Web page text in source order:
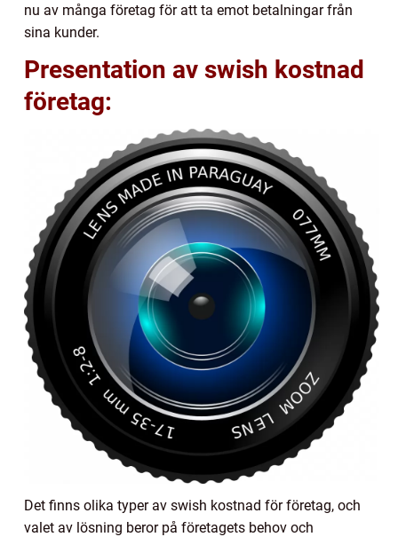
nu av många företag för att ta emot betalningar från
sina kunder.
Presentation av swish kostnad
företag:
Det finns olika typer av swish kostnad för företag, och
valet av lösning beror på företagets behov och